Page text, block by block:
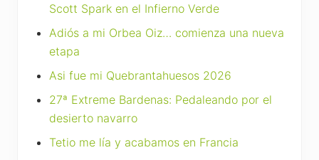
Scott Spark en el Infierno Verde
Adiós a mi Orbea Oiz… comienza una nueva
etapa
Asi fue mi Quebrantahuesos 2026
27ª Extreme Bardenas: Pedaleando por el
desierto navarro
Tetio me lía y acabamos en Francia